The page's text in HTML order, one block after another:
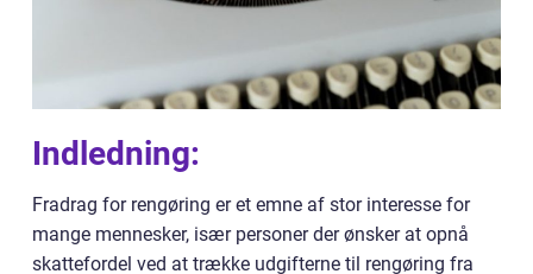
Indledning:
Fradrag for rengøring er et emne af stor interesse for
mange mennesker, især personer der ønsker at opnå
skattefordel ved at trække udgifterne til rengøring fra